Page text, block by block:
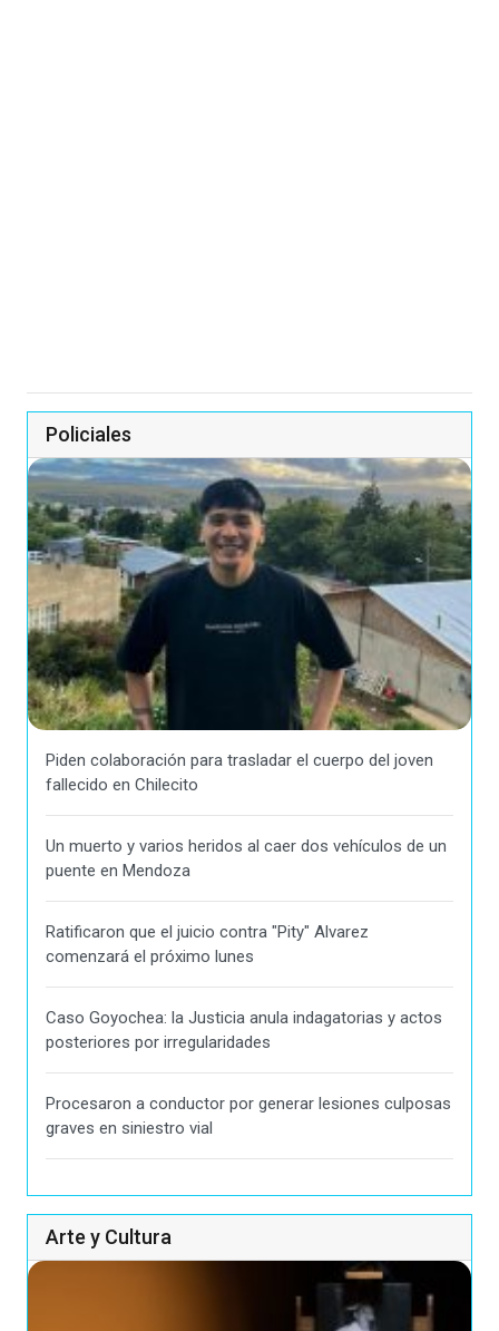
Policiales
Piden colaboración para trasladar el cuerpo del joven
fallecido en Chilecito
Un muerto y varios heridos al caer dos vehículos de un
puente en Mendoza
Ratificaron que el juicio contra "Pity" Alvarez
comenzará el próximo lunes
Caso Goyochea: la Justicia anula indagatorias y actos
posteriores por irregularidades
Procesaron a conductor por generar lesiones culposas
graves en siniestro vial
Arte y Cultura